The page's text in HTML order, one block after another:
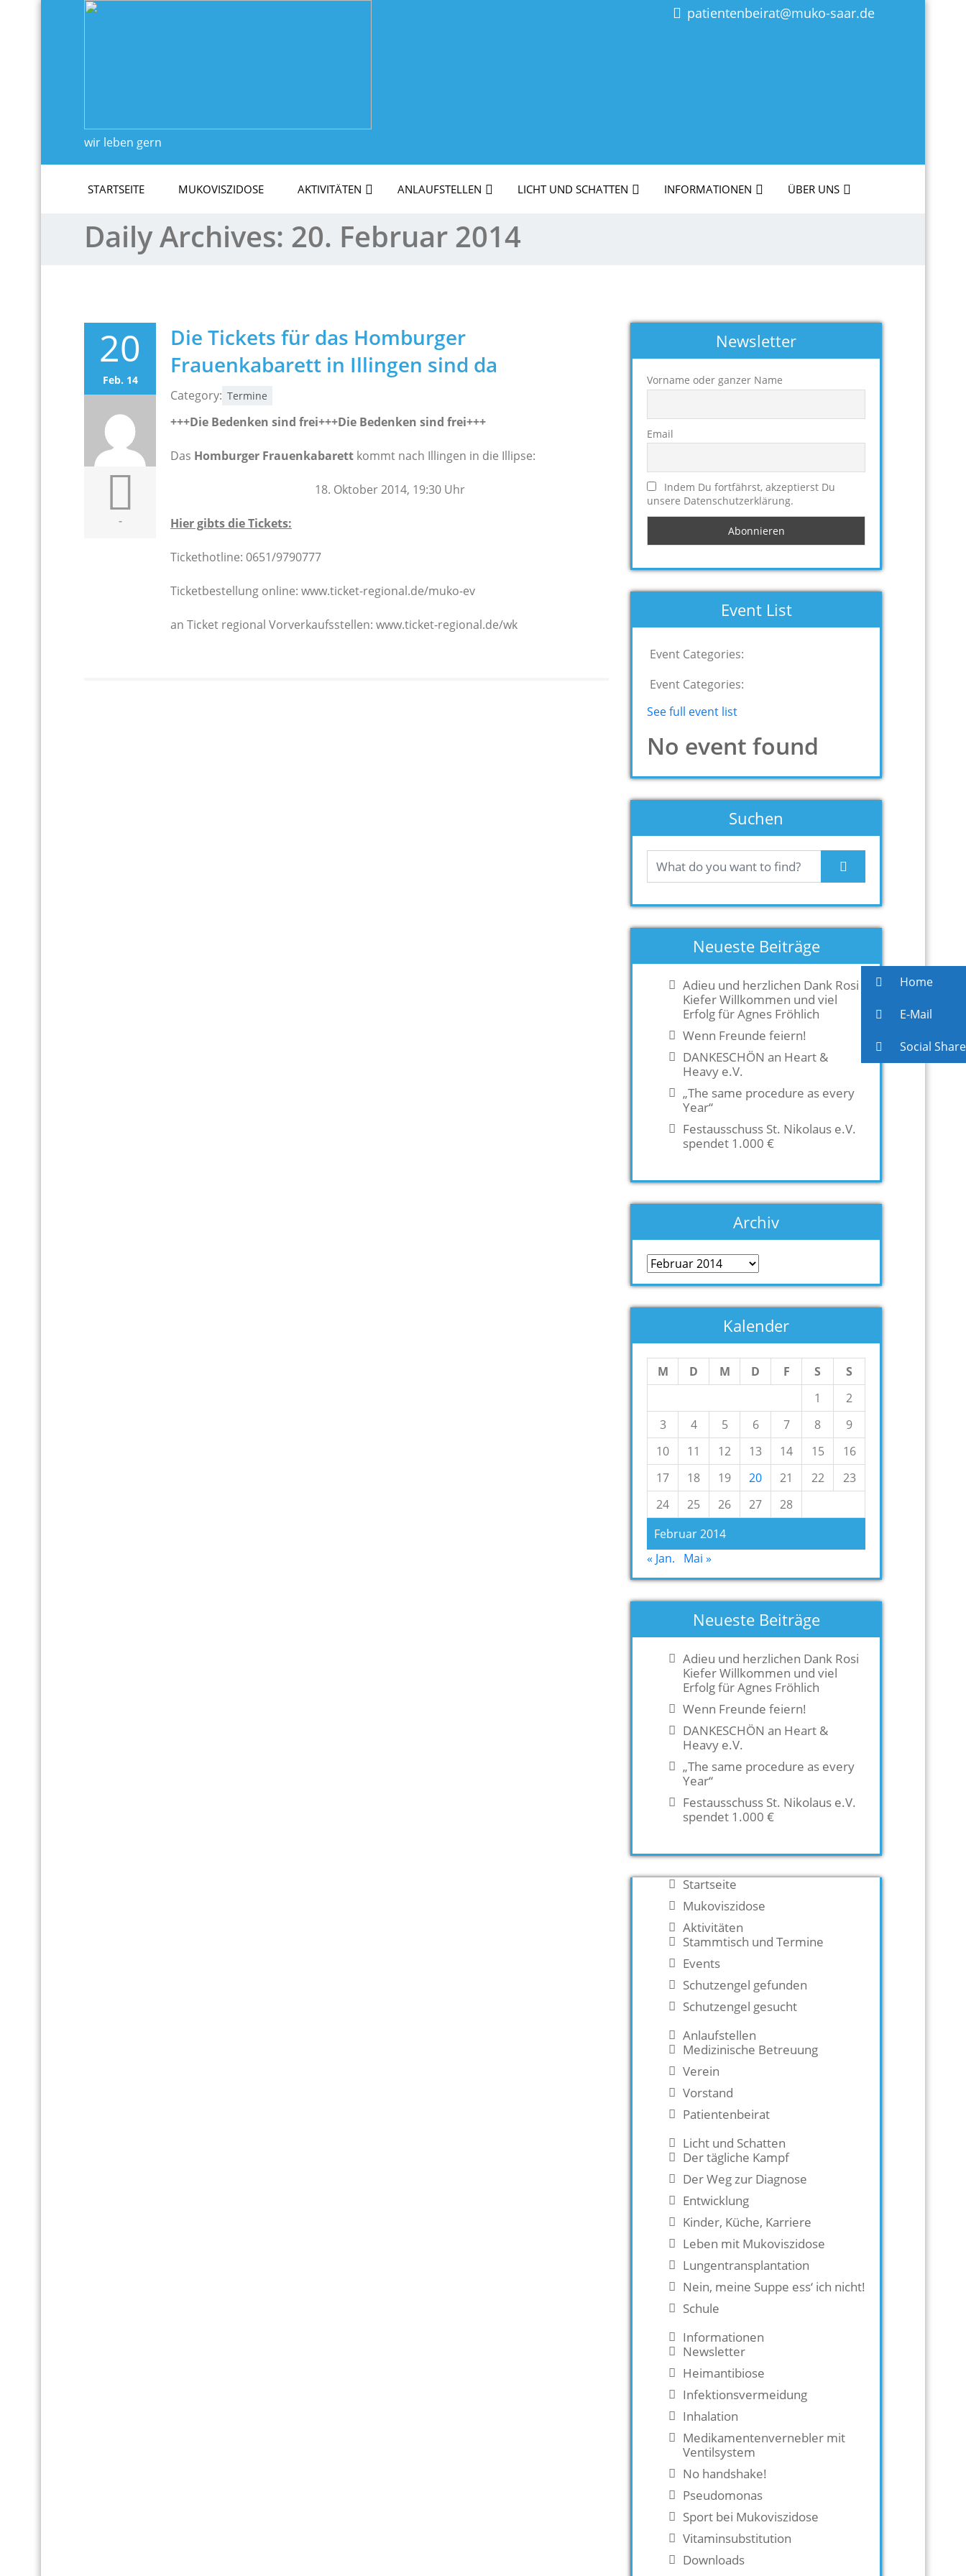
wir leben gern
patientenbeirat@muko-saar.de
STARTSEITE MUKOVISZIDOSE AKTIVITÄTEN ANLAUFSTELLEN LICHT UND SCHATTEN INFORMATIONEN ÜBER UNS
Daily Archives: 20. Februar 2014
20
Feb. 14
-
Die Tickets für das Homburger
Frauenkabarett in Illingen sind da
Category: Termine
+++Die Bedenken sind frei+++Die Bedenken sind frei+++
Das Homburger Frauenkabarett kommt nach Illingen in die Illipse:
18. Oktober 2014, 19:30 Uhr
Hier gibts die Tickets:
Tickethotline: 0651/9790777
Ticketbestellung online: www.ticket-regional.de/muko-ev
an Ticket regional Vorverkaufsstellen: www.ticket-regional.de/wk
Newsletter
Vorname oder ganzer Name
Email
Indem Du fortfährst, akzeptierst Du
unsere Datenschutzerklärung.
Event List
Event Categories:
Event Categories:
See full event list
No event found
Suchen
Neueste Beiträge
Adieu und herzlichen Dank Rosi
Kiefer Willkommen und viel
Erfolg für Agnes Fröhlich
Wenn Freunde feiern!
DANKESCHÖN an Heart &
Heavy e.V.
„The same procedure as every
Year“
Festausschuss St. Nikolaus e.V.
spendet 1.000 €
Archiv
Archiv
Kalender
Februar 2014
M D M D F S
S
1
2
3
4 5 6 7 8
9
10
11 12 13 14 15
16
17
18 19 20 21 22
23
24
25 26 27 28
« Jan. Mai »
Neueste Beiträge
Adieu und herzlichen Dank Rosi
Kiefer Willkommen und viel
Erfolg für Agnes Fröhlich
Wenn Freunde feiern!
DANKESCHÖN an Heart &
Heavy e.V.
„The same procedure as every
Year“
Festausschuss St. Nikolaus e.V.
spendet 1.000 €
Startseite
Mukoviszidose
Aktivitäten
Stammtisch und Termine
Events
Schutzengel gefunden
Schutzengel gesucht
Anlaufstellen
Medizinische Betreuung
Verein
Vorstand
Patientenbeirat
Licht und Schatten
Der tägliche Kampf
Der Weg zur Diagnose
Entwicklung
Kinder, Küche, Karriere
Leben mit Mukoviszidose
Lungentransplantation
Nein, meine Suppe ess‘ ich nicht!
Schule
Informationen
Newsletter
Heimantibiose
Infektionsvermeidung
Inhalation
Medikamentenvernebler mit
Ventilsystem
No handshake!
Pseudomonas
Sport bei Mukoviszidose
Vitaminsubstitution
Downloads
Home
E-Mail
Social Share